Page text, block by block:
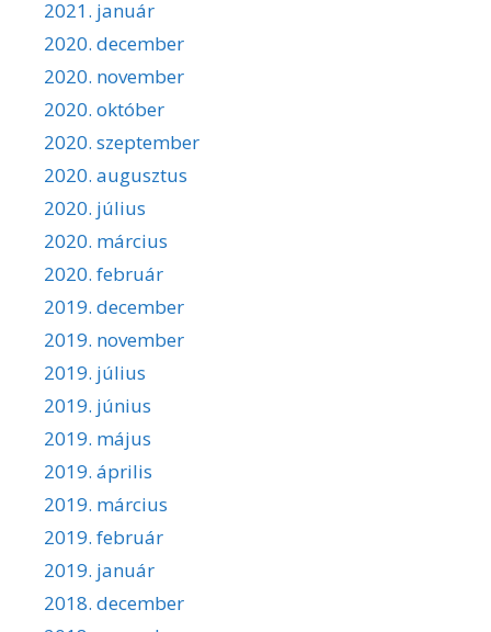
2021. január
2020. december
2020. november
2020. október
2020. szeptember
2020. augusztus
2020. július
2020. március
2020. február
2019. december
2019. november
2019. július
2019. június
2019. május
2019. április
2019. március
2019. február
2019. január
2018. december